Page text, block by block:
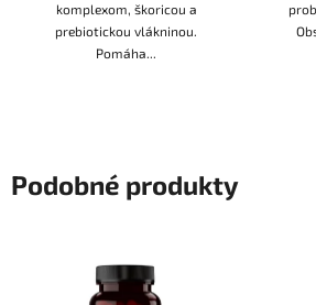
komplexom, škoricou a
prebiotickou vlákninou.
Pomáha...
Podobné produkty